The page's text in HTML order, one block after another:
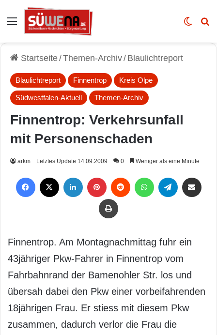
Auswahl Skin
Startseite/Themen-Archiv/ Blaulichtreport
Blaulichtreport Finnentrop Kreis Olpe
Südwestfalen-Aktuell Themen-Archiv
Finnentrop: Verkehrsunfall
mit Personenschaden
arkm Letztes Update 14.09.2009 0 Weniger als eine Minute
Drucken
Finnentrop. Am Montagnachmittag fuhr ein
43jähriger Pkw-Fahrer in Finnentrop vom
Fahrbahnrand der Bamenohler Str. los und
übersah dabei den Pkw einer vorbeifahrenden
18jährigen Frau. Er stiess mit diesem Pkw
zusammen, dadurch verlor die Frau die